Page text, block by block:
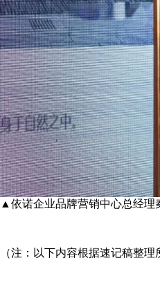
▲依诺企业品牌营销中心总经理
（注：以下内容根据速记稿整理